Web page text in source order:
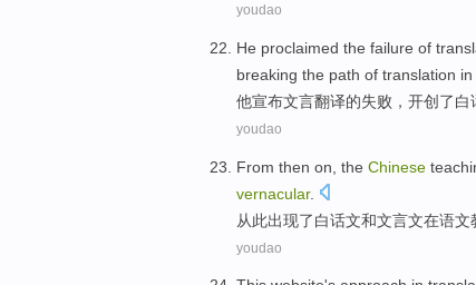
youdao
He proclaimed the failure of
breaking the path of translation in
他宣布文言翻译的失败 ， 开创 了白
youdao
From then on , the Chinese
vernacular.
从此出现了白话文和文言文在语文
youdao